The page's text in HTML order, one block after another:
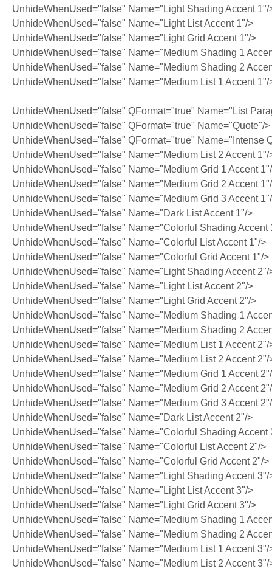
UnhideWhenUsed="false" Name="Light Shading Accent 1"/
UnhideWhenUsed="false" Name="Light List Accent 1"/>
UnhideWhenUsed="false" Name="Light Grid Accent 1"/>
UnhideWhenUsed="false" Name="Medium Shading 1
UnhideWhenUsed="false" Name="Medium Shading 2
UnhideWhenUsed="false" Name="Medium List 1 Accent 1"/
UnhideWhenUsed="false" QFormat="true" Name="List
UnhideWhenUsed="false" QFormat="true" Name="Quote"/>
UnhideWhenUsed="false" QFormat="true" Name="Intense
UnhideWhenUsed="false" Name="Medium List 2 Accent 1"/
UnhideWhenUsed="false" Name="Medium Grid 1 Accent
UnhideWhenUsed="false" Name="Medium Grid 2 Accent
UnhideWhenUsed="false" Name="Medium Grid 3 Accent
UnhideWhenUsed="false" Name="Dark List Accent 1"/>
UnhideWhenUsed="false" Name="Colorful Shading Accent
UnhideWhenUsed="false" Name="Colorful List Accent 1"/>
UnhideWhenUsed="false" Name="Colorful Grid Accent 1"/>
UnhideWhenUsed="false" Name="Light Shading Accent 2"/
UnhideWhenUsed="false" Name="Light List Accent 2"/>
UnhideWhenUsed="false" Name="Light Grid Accent 2"/>
UnhideWhenUsed="false" Name="Medium Shading 1
UnhideWhenUsed="false" Name="Medium Shading 2
UnhideWhenUsed="false" Name="Medium List 1 Accent 2"/
UnhideWhenUsed="false" Name="Medium List 2 Accent 2"/
UnhideWhenUsed="false" Name="Medium Grid 1 Accent
UnhideWhenUsed="false" Name="Medium Grid 2 Accent
UnhideWhenUsed="false" Name="Medium Grid 3 Accent
UnhideWhenUsed="false" Name="Dark List Accent 2"/>
UnhideWhenUsed="false" Name="Colorful Shading Accent
UnhideWhenUsed="false" Name="Colorful List Accent 2"/>
UnhideWhenUsed="false" Name="Colorful Grid Accent 2"/>
UnhideWhenUsed="false" Name="Light Shading Accent 3"/
UnhideWhenUsed="false" Name="Light List Accent 3"/>
UnhideWhenUsed="false" Name="Light Grid Accent 3"/>
UnhideWhenUsed="false" Name="Medium Shading 1
UnhideWhenUsed="false" Name="Medium Shading 2
UnhideWhenUsed="false" Name="Medium List 1 Accent 3"/
UnhideWhenUsed="false" Name="Medium List 2 Accent 3"/